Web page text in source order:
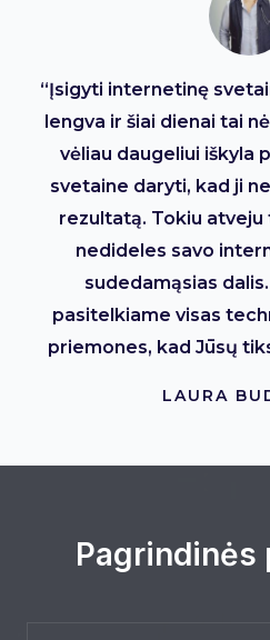
“Įsigyti internetinę
lengva ir šiai dienai tai
vėliau daugeliui iškyla
svetaine daryti, kad ji
rezultatą. Tokiu
nedideles savo
sudedamąsias
pasitelkiame visas
priemones, kad Jūsų
LAURA
Pagrindinės